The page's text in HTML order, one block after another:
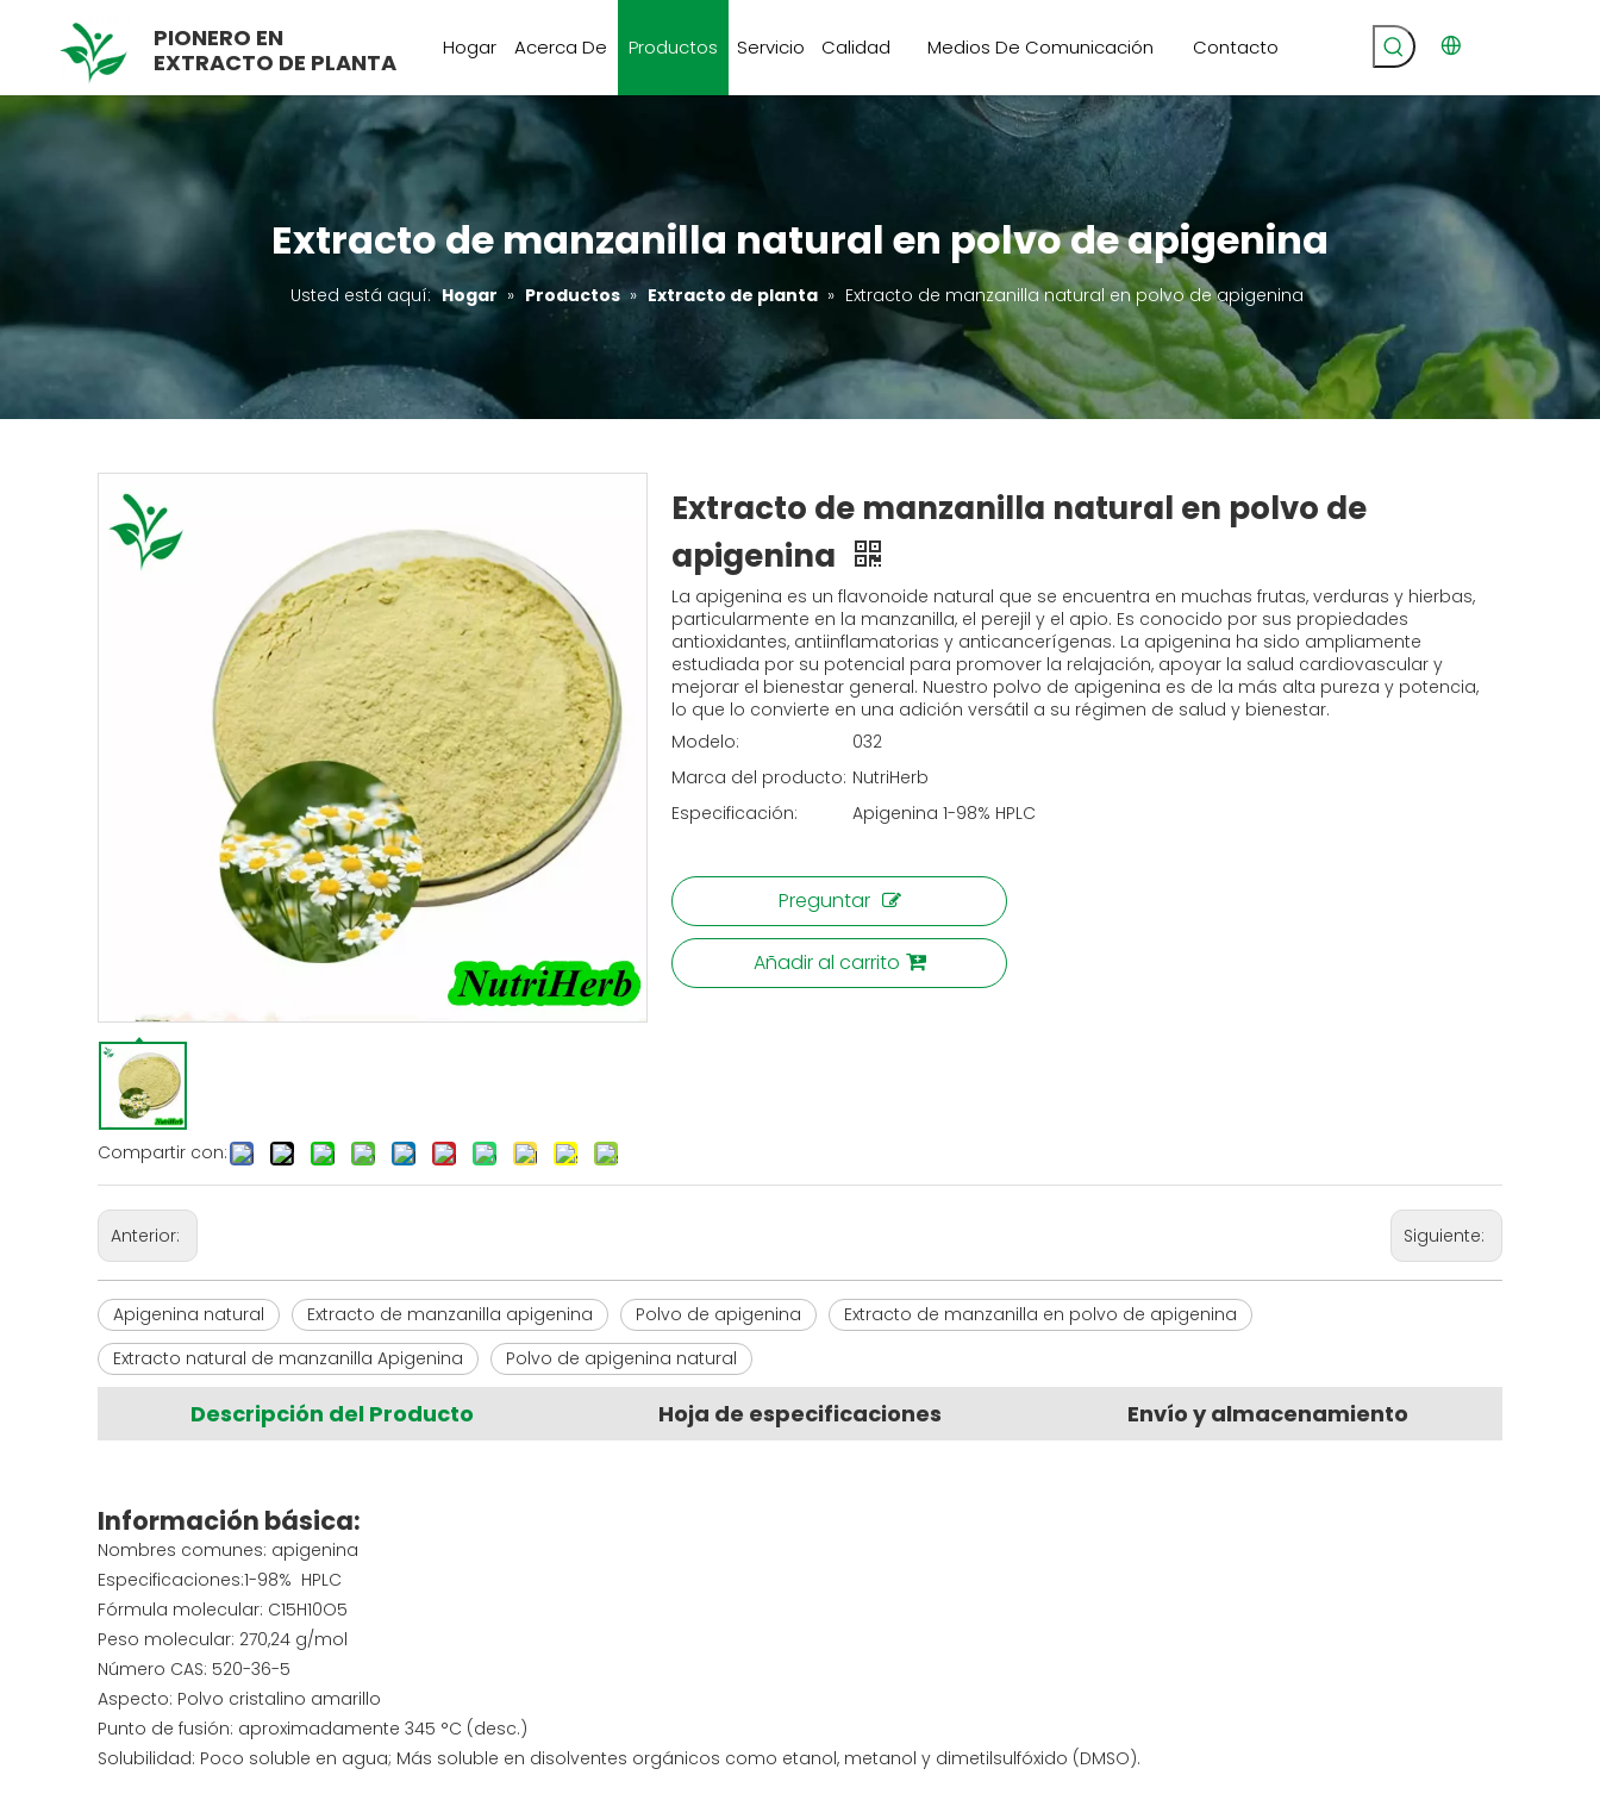
PIONERO EN
EXTRACTO DE PLANTA
Hogar Acerca De Productos Servicio Calidad Medios De Comunicación Contacto
Extracto de manzanilla natural en polvo de apigenina
Usted está aquí: Hogar » Productos » Extracto de planta » Extracto de manzanilla natural en polvo de apigenina
Compartir con:
Extracto de manzanilla natural en polvo de
apigenina
La apigenina es un flavonoide natural que se encuentra en muchas frutas, verduras y hierbas,
particularmente en la manzanilla, el perejil y el apio. Es conocido por sus propiedades
antioxidantes, antiinflamatorias y anticancerígenas. La apigenina ha sido ampliamente
estudiada por su potencial para promover la relajación, apoyar la salud cardiovascular y
mejorar el bienestar general. Nuestro polvo de apigenina es de la más alta pureza y potencia,
lo que lo convierte en una adición versátil a su régimen de salud y bienestar.
Modelo:
032
Marca del producto: NutriHerb
Especificación:
Apigenina 1-98% HPLC
Preguntar
Añadir al carrito
Anterior: Siguiente:
Apigenina natural Extracto de manzanilla apigenina Polvo de apigenina
Extracto de manzanilla en polvo de apigenina
Extracto natural de manzanilla Apigenina
Polvo de apigenina natural
Descripción del Producto Hoja de especificaciones Envío y almacenamiento
Información básica:
Nombres comunes: apigenina
Especificaciones:1-98% HPLC
Fórmula molecular: C15H10O5
Peso molecular: 270,24 g/mol
Número CAS: 520-36-5
Aspecto: Polvo cristalino amarillo
Punto de fusión: aproximadamente 345 °C (desc.)
Solubilidad: Poco soluble en agua; Más soluble en disolventes orgánicos como etanol, metanol y dimetilsulfóxido (DMSO).